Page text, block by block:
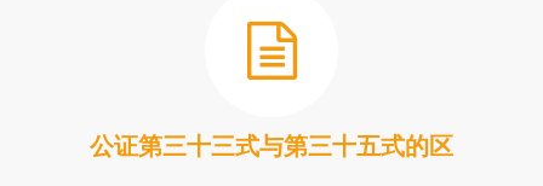
公证第三十三式与第三十五式的区